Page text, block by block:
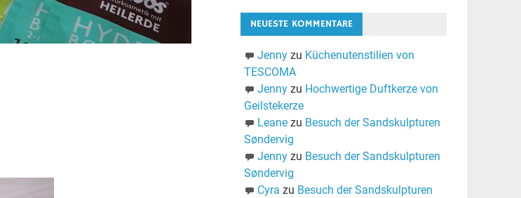
NEUESTE KOMMENTARE
Jennyzu Küchenutenstilien von
TESCOMA
Jennyzu Hochwertige Duftkerze von
Geilstekerze
Leanezu Besuch der Sandskulpturen
Søndervig
Jennyzu Besuch der Sandskulpturen
Søndervig
Cyra zu Besuch der Sandskulpturen